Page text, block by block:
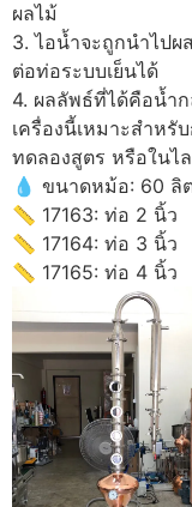
ผลไม้
3. ไอน้ำจะถูกนำไป
ต่อท่อระบบเย็นได้
4. ผลลัพธ์ที่ได้คือน้ำ
เครื่องนี้เหมาะสำหรั
ทดลองสูตร หรือในไ
💧 ขนาดหม้อ: 60 ลิ
📏 17163: ท่อ 2 นิ้ว
📏 17164: ท่อ 3 นิ้ว
📏 17165: ท่อ 4 นิ้ว